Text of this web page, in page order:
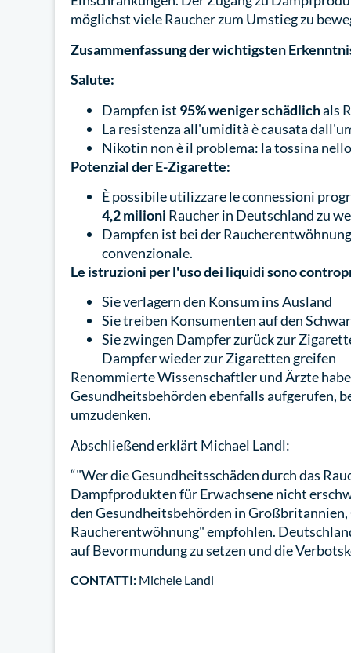
möglichst viele Raucher zum Umstieg zu
Zusammenfassung der wichtigsten
Salute:
Dampfen ist 95% weniger schädlichals
La resistenza all'umidità è causata
Nikotin non è il problema: la tossina
Potenzial der E-Zigarette:
È possibile utilizzare le connessioni
4,2 milioni Raucher in Deutschland zu
Dampfen ist bei der Raucherentwöhnung
convenzionale.
Le istruzioni per l'uso dei liquidi sono
Sie verlagern den Konsum ins Ausland
Sie treiben Konsumenten auf den
Sie zwingen Dampfer zurück zur
Dampfer wieder zur Zigaretten greifen
Renommierte Wissenschaftler und Ärzte
Gesundheitsbehörden ebenfalls aufgerufen,
umzudenken.
Abschließend erklärt Michael Landl:
“"Wer die Gesundheitsschäden durch das
Dampfprodukten für Erwachsene nicht
den Gesundheitsbehörden in Großbritannien,
Raucherentwöhnung" empfohlen.
auf Bevormundung zu setzen und die
CONTATTI: Michele Landl